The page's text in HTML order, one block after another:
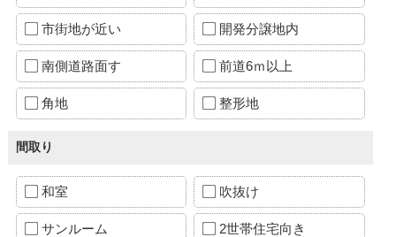
市街地が近い 開発分譲地内
南側道路面す 前道6ｍ以上
角地 整形地
間取り
和室 吹抜け
サンルーム 2世帯住宅向き